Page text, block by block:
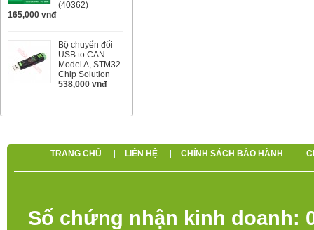
(40362)
165,000 vnđ
Bộ chuyển đổi
USB to CAN
Model A, STM32
Chip Solution
538,000 vnđ
TRANG CHỦ LIÊN HỆ CHÍNH SÁCH BẢO HÀNH
Số chứng nhận kinh doanh: